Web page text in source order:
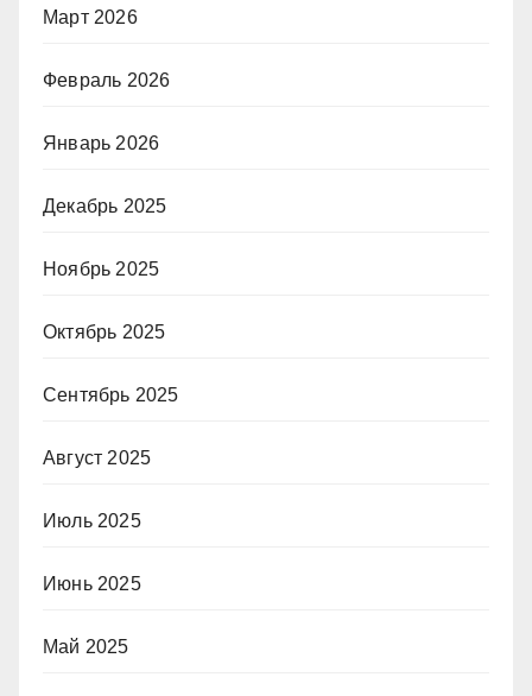
Март 2026
Февраль 2026
Январь 2026
Декабрь 2025
Ноябрь 2025
Октябрь 2025
Сентябрь 2025
Август 2025
Июль 2025
Июнь 2025
Май 2025